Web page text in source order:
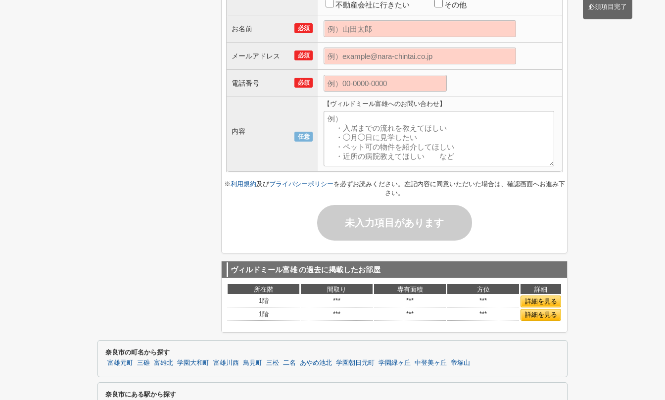
必須項目完了
不動産会社に行きたい その他
必須
お名前
必須
メールアドレス
必須
電話番号
任意
内容
【ヴィルドミール富雄へのお問い合わせ】
※利用規約及びプライバシーポリシーを必ずお読みください。左記内容に同意いただいた場合は、確認画面へお進み下
さい。
未入力項目があります
ヴィルドミール富雄の過去に掲載したお部屋
所在階 間取り 専有面積 方位
詳細
1階
*** *** ***
詳細を見る
1階
*** *** *** 詳細を見る
奈良市の町名から探す
富雄元町 三碓 富雄北 学園大和町 富雄川西 鳥見町 三松 二名 あやめ池北 学園朝日元町 学園緑ヶ丘 中登美ヶ丘 帝塚山
奈良市にある駅から探す